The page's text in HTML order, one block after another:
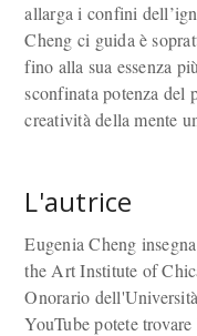
allarga i confini
Cheng ci guida è
fino alla sua essenza
sconfinata potenza del
creatività della mente
L'autrice
Eugenia Cheng
the Art Institute of
Onorario
YouTube potete